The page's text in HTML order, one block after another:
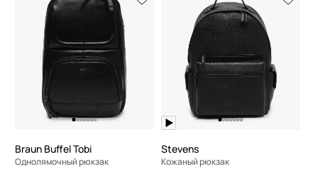
Braun Buffel Tobi
Однолямочный рюкзак
Stevens
Кожаный рюкзак